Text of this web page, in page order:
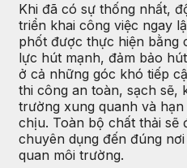
Khi đã có sự thống nhất,
triển khai công việc ngay
phốt được thực hiện bằng
lực hút mạnh, đảm bảo
ở cả những góc khó tiếp
thi công an toàn, sạch sẽ,
trường xung quanh và
chịu. Toàn bộ chất thải sẽ
chuyên dụng đến đúng
quan môi trường.